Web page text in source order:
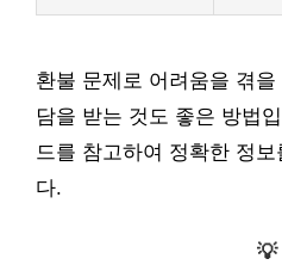
환불 문제로 어려움을 겪
담을 받는 것도 좋은 방법
드를 참고하여 정확한 정
다.
💡